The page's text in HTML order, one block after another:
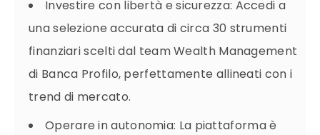
Investire con libertà e sicurezza: Accedi a
una selezione accurata di circa 30 strumenti
finanziari scelti dal team Wealth Management
di Banca Profilo, perfettamente allineati con i
trend di mercato.
Operare in autonomia: La piattaforma è